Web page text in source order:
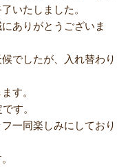
いたしました。
ありがとうございま
でしたが、入れ替わり
す。
す。
一同楽しみにしており